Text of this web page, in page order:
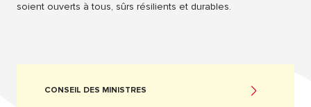
soient ouverts à tous, sûrs résilients et durables.
CONSEIL DES MINISTRES